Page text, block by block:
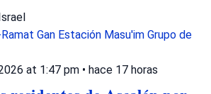
Gan Estación Masu'im Grupo de
at 1:47 pm • hace 17 horas